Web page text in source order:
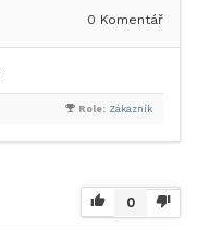
0 Komentář
Role: Zákazník
0